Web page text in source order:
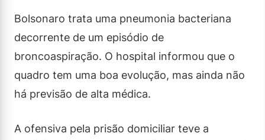
Bolsonaro trata uma pneumonia bacteriana
decorrente de um episódio de
broncoaspiração. O hospital informou que o
quadro tem uma boa evolução, mas ainda não
há previsão de alta médica.
A ofensiva pela prisão domiciliar teve a